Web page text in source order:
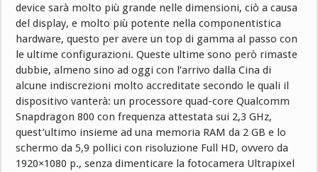
device sarà molto più grande nelle dimensioni, ciò a causa
del display, e molto più potente nella componentistica
hardware, questo per avere un top di gamma al passo con
le ultime configurazioni. Queste ultime sono però rimaste
dubbie, almeno sino ad oggi con l’arrivo dalla Cina di
alcune indiscrezioni molto accreditate secondo le quali il
dispositivo vanterà: un processore quad-core Qualcomm
Snapdragon 800 con frequenza attestata sui 2,3 GHz,
quest’ultimo insieme ad una memoria RAM da 2 GB e lo
schermo da 5,9 pollici con risoluzione Full HD, ovvero da
1920×1080 p., senza dimenticare la fotocamera Ultrapixel